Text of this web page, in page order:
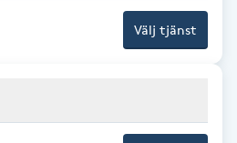
Välj tjänst